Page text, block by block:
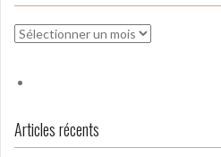
Archives
Articles récents